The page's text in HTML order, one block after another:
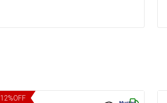
12%OFF